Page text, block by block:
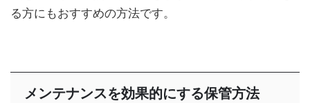
る方にもおすすめの方法です。
メンテナンスを効果的にする保管方法